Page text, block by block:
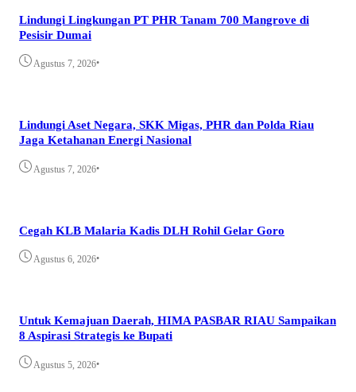
Lindungi Lingkungan PT PHR Tanam 700 Mangrove di
Pesisir Dumai
Agustus 7, 2026•
Lindungi Aset Negara, SKK Migas, PHR dan Polda Riau
Jaga Ketahanan Energi Nasional
Agustus 7, 2026•
Cegah KLB Malaria Kadis DLH Rohil Gelar Goro
Agustus 6, 2026•
Untuk Kemajuan Daerah, HIMA PASBAR RIAU Sampaikan
8 Aspirasi Strategis ke Bupati
Agustus 5, 2026•